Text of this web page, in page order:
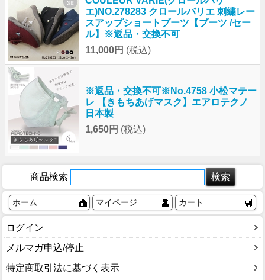
エ)NO.278283 クロールバリエ 刺繍レー
スアップショートブーツ【ブーツ /セー
ル】※返品・交換不可
11,000円 (税込)
※返品・交換不可※No.4758 小松マテー
レ 【きもちあげマスク】エアロテクノ
日本製
1,650円 (税込)
商品検索
ホーム マイページ カート
ログイン
メルマガ申込/停止
特定商取引法に基づく表示